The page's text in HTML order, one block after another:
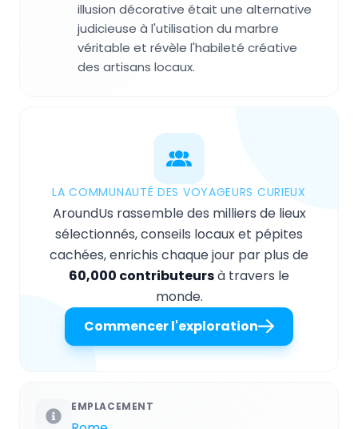
illusion décorative était une alternative
judicieuse à l'utilisation du marbre
véritable et révèle l'habileté créative
des artisans locaux.
LA COMMUNAUTÉ DES VOYAGEURS CURIEUX
AroundUs rassemble des milliers de lieux
sélectionnés, conseils locaux et pépites
cachées, enrichis chaque jour par plus de
60,000 contributeursà travers le
monde.
Commencer l'exploration
EMPLACEMENT